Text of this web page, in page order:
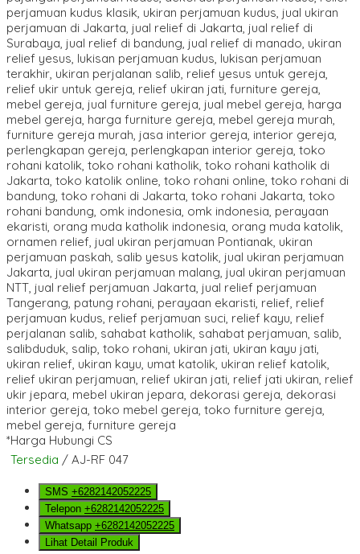
*Harga Hubungi CS
Tersedia / AJ-RF 047
SMS +6282142052225
Telepon +6282142052225
Whatsapp +6282142052225
Lihat Detail Produk